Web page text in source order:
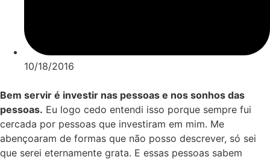
10/18/2016
Bem servir é investir nas pessoas e nos sonhos das
pessoas. Eu logo cedo entendi isso porque sempre fui
cercada por pessoas que investiram em mim. Me
abençoaram de formas que não posso descrever, só sei
que serei eternamente grata. E essas pessoas sabem